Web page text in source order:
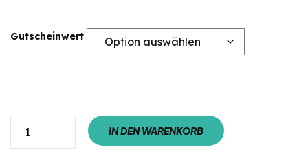
Gutscheinwert
IN DEN WARENKORB